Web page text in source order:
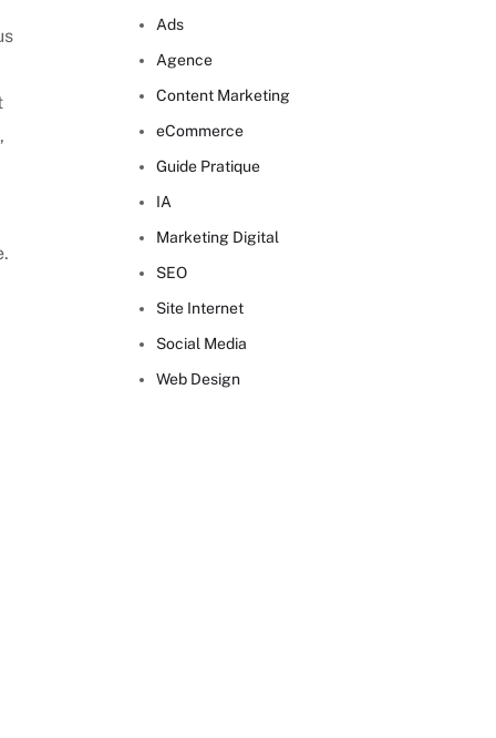
Ads
Agence
Content Marketing
eCommerce
Guide Pratique
IA
Marketing Digital
SEO
Site Internet
Social Media
Web Design